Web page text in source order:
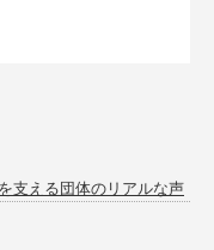
支える団体のリアルな声